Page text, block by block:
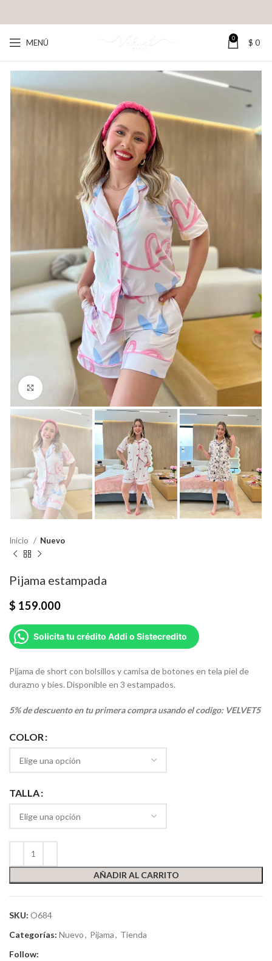
MENÚ 0 $ 0
Click para agrandar
Inicio Nuevo
Pijama estampada
$ 159.000
Solicita tu crédito Addi o Sistecredito
Pijama de short con bolsillos y camisa de botones en tela piel de
durazno y bies. Disponible en 3 estampados.
5% de descuento en tu primera compra usando el codigo: VELVET5
COLOR
TALLA
AÑADIR AL CARRITO
SKU: O684
Categorías: Nuevo, Pijama, Tienda
Follow: